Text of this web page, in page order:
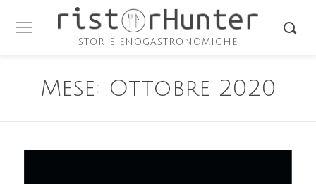
STORIE ENOGASTRONOMICHE
Mese: Ottobre 2020